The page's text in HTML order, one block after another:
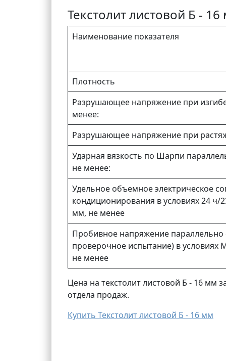
Текстолит листовой Б -
Наименование показателя
Плотность
Разрушающее напряжение при
менее:
Разрушающее напряжение при
Ударная вязкость по Шарпи
не менее:
Удельное объемное электрическое
кондиционирования в условиях 24 ч/
мм, не менее
Пробивное напряжение
проверочное испытание) в условиях
не менее
Цена на текстолит листовой Б - 16 мм
отдела продаж.
Купить Текстолит листовой Б - 16 мм